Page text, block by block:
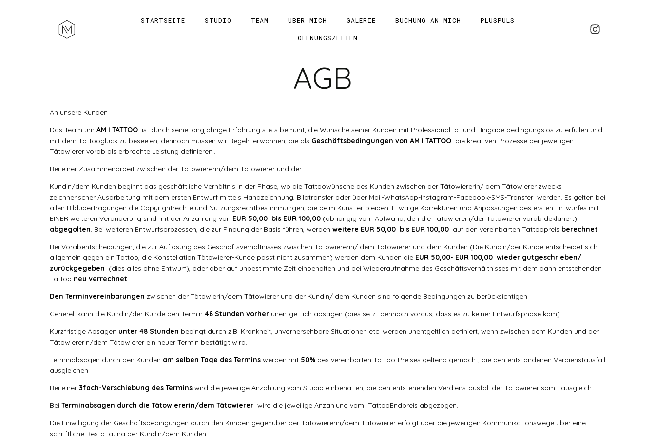
STARTSEITE STUDIO TEAM ÜBER MICH GALERIE BUCHUNG AN MICH
PLUSPULS
ÖFFNUNGSZEITEN
AGB
An unsere Kunden
Das Team um AM I TATTOO ist durch seine langjährige Erfahrung stets bemüht, die Wünsche seiner Kunden mit Professionalität und Hingabe bedingungslos zu erfüllen und
mit dem Tattooglück zu beseelen, dennoch müssen wir Regeln erwähnen, die als Geschäftsbedingungen von AM I TATTOO die kreativen Prozesse der jeweiligen
Tätowierer vorab als erbrachte Leistung definieren…
Bei einer Zusammenarbeit zwischen der Tätowiererin/dem Tätowierer und der
Kundin/dem Kunden beginnt das geschäftliche Verhältnis in der Phase, wo die Tattoowünsche des Kunden zwischen der Tätowiererin/ dem Tätowierer zwecks
zeichnerischer Ausarbeitung mit dem ersten Entwurf mittels Handzeichnung, Bildtransfer oder über Mail-WhatsApp-Instagram-Facebook-SMS-Transfer werden. Es gelten bei
allen Bildübertragungen die Copyrightrechte und Nutzungsrechtbestimmungen, die beim Künstler bleiben. Etwaige Korrekturen und Anpassungen des ersten Entwurfes mit
EINER weiteren Veränderung sind mit der Anzahlung von EUR 50,00 bis EUR 100,00 (abhängig vom Aufwand, den die Tätowierein/der Tätowierer vorab deklariert)
abgegolten. Bei weiteren Entwurfsprozessen, die zur Findung der Basis führen, werden weitere EUR 50,00 bis EUR 100,00 auf den vereinbarten Tattoopreis berechnet.
Bei Vorabentscheidungen, die zur Auflösung des Geschäftsverhältnisses zwischen Tätowiererin/ dem Tätowierer und dem Kunden (Die Kundin/der Kunde entscheidet sich
allgemein gegen ein Tattoo, die Konstellation Tätowierer-Kunde passt nicht zusammen) werden dem Kunden die EUR 50,00- EUR 100,00 wieder gutgeschrieben/
zurückgegeben (dies alles ohne Entwurf), oder aber auf unbestimmte Zeit einbehalten und bei Wiederaufnahme des Geschäftsverhältnisses mit dem dann entstehenden
Tattoo neu verrechnet.
Den Terminvereinbarungen zwischen der Tätowierin/dem Tätowierer und der Kundin/ dem Kunden sind folgende Bedingungen zu berücksichtigen:
Generell kann die Kundin/der Kunde den Termin 48 Stunden vorher unentgeltlich absagen (dies setzt dennoch voraus, dass es zu keiner Entwurfsphase kam).
Kurzfristige Absagen unter 48 Stunden bedingt durch z.B. Krankheit, unvorhersehbare Situationen etc. werden unentgeltlich definiert, wenn zwischen dem Kunden und der
Tätowiererin/dem Tätowierer ein neuer Termin bestätigt wird.
Terminabsagen durch den Kunden am selben Tage des Termins werden mit 50% des vereinbarten Tattoo-Preises geltend gemacht, die den entstandenen Verdienstausfall
ausgleichen.
Bei einer 3fach-Verschiebung des Termins wird die jeweilige Anzahlung vom Studio einbehalten, die den entstehenden Verdienstausfall der Tätowierer somit ausgleicht.
Bei Terminabsagen durch die Tätowiererin/dem Tätowierer wird die jeweilige Anzahlung vom TattooEndpreis abgezogen.
Die Einwilligung der Geschäftsbedingungen durch den Kunden gegenüber der Tätowiererin/dem Tätowierer erfolgt über die jeweiligen Kommunikationswege über eine
schriftliche Bestätigung der Kundin/dem Kunden.